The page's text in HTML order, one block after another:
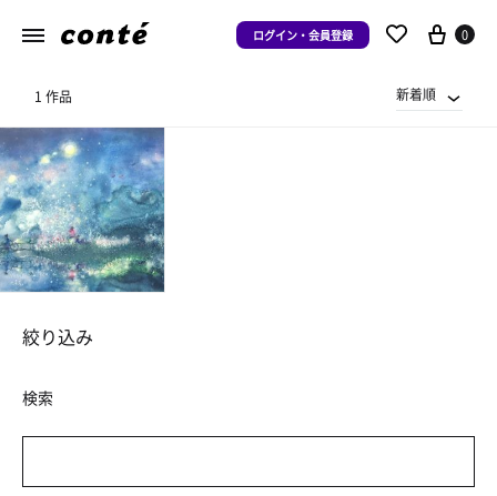
ログイン・会員登録 0
1 作品 新着順
絞り込み
検索